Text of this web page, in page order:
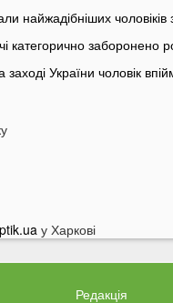
найжадібніших чоловіків
категорично заборонено
заході України чоловік
але є важлива умова
жінка під час сварки
у Харкові
Редакція